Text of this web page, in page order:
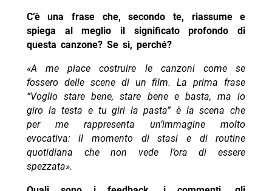
C’è una frase che, secondo te, riassume e
spiega al meglio il significato profondo di
questa canzone? Se sì, perché?
«A me piace costruire le canzoni come se
fossero delle scene di un film. La prima frase
“Voglio stare bene, stare bene e basta, ma io
giro la testa e tu giri la pasta” è la scena che
per me rappresenta un’immagine molto
evocativa: il momento di stasi e di routine
quotidiana che non vede l’ora di essere
spezzata».